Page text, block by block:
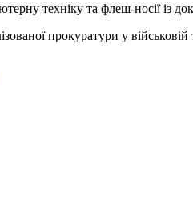
техніку та флеш-носії із
прокуратури у